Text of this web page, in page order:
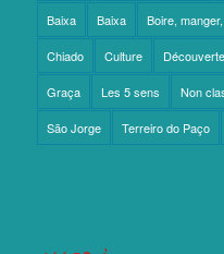
Baixa Baixa Boire,
Chiado Culture
Graça Les 5 sens Non
São Jorge Terreiro do Paço